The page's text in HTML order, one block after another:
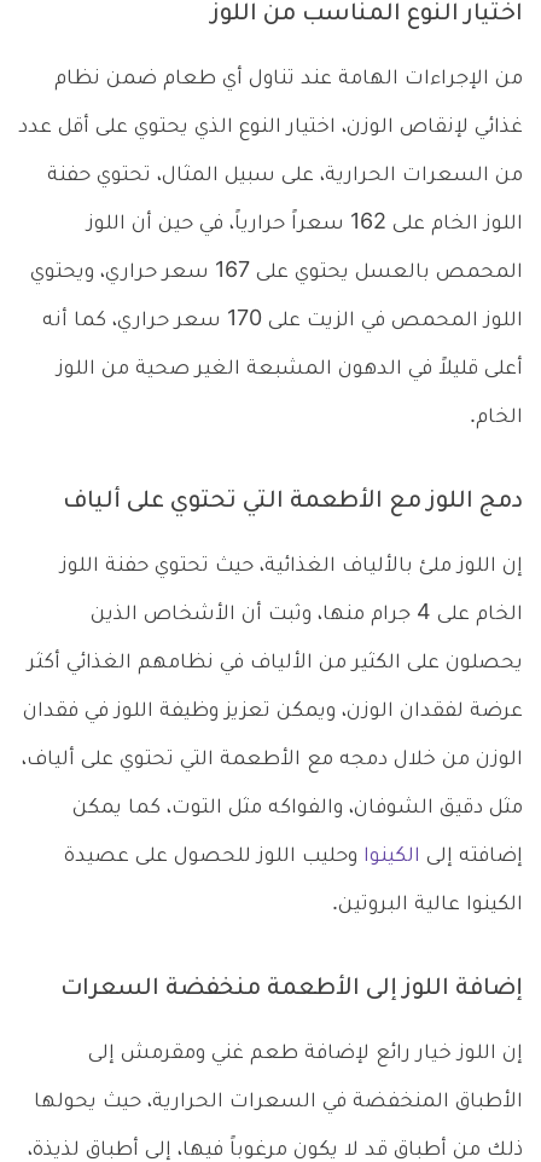
اختيار النوع المناسب من اللوز
من الإجراءات الهامة عند تناول أي طعام ضمن نظام
غذائي لإنقاص الوزن، اختيار النوع الذي يحتوي على أقل عدد
من السعرات الحرارية، على سبيل المثال، تحتوي حفنة
اللوز الخام على 162 سعراً حرارياً، في حين أن اللوز
المحمص بالعسل يحتوي على 167 سعر حراري، ويحتوي
اللوز المحمص في الزيت على 170 سعر حراري، كما أنه
أعلى قليلاً في الدهون المشبعة الغير صحية من اللوز
الخام.
دمج اللوز مع الأطعمة التي تحتوي على ألياف
إن اللوز ملئ بالألياف الغذائية، حيث تحتوي حفنة اللوز
الخام على 4 جرام منها، وثبت أن الأشخاص الذين
يحصلون على الكثير من الألياف في نظامهم الغذائي أكثر
عرضة لفقدان الوزن، ويمكن تعزيز وظيفة اللوز في فقدان
الوزن من خلال دمجه مع الأطعمة التي تحتوي على ألياف،
مثل دقيق الشوفان، والفواكه مثل التوت، كما يمكن
إضافته إلى الكينوا وحليب اللوز للحصول على عصيدة
الكينوا عالية البروتين.
إضافة اللوز إلى الأطعمة منخفضة السعرات
إن اللوز خيار رائع لإضافة طعم غني ومقرمش إلى
الأطباق المنخفضة في السعرات الحرارية، حيث يحولها
ذلك من أطباق قد لا يكون مرغوباً فيها، إلى أطباق لذيذة،